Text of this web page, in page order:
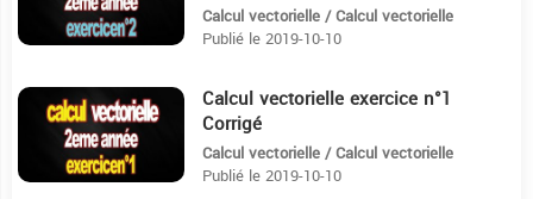
Calcul vectorielle / Calcul vectorielle
Publié le 2019-10-10
5:40 Calcul vectorielle exercice n°1
Corrigé
Calcul vectorielle / Calcul vectorielle
Publié le 2019-10-10